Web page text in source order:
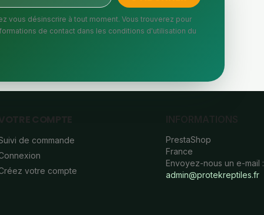
vous désinscrire à tout moment. Vous trouverez pour
de contact dans les conditions d'utilisation du
de commande
votre compte
PrestaShop
France
Envoyez-nous un e-mail :
admin@protekreptiles.fr